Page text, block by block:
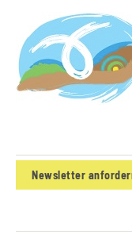
Newsletter